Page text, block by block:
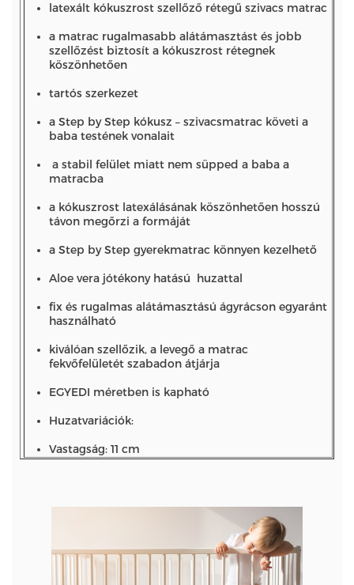
latexált kókuszrost szellőző rétegű szivacs matrac
a matrac rugalmasabb alátámasztást és jobb
szellőzést biztosít a kókuszrost rétegnek
köszönhetően
tartós szerkezet
a Step by Step kókusz – szivacsmatrac követi a
baba testének vonalait
a stabil felület miatt nem süpped a baba a
matracba
a kókuszrost latexálásának köszönhetően hosszú
távon megőrzi a formáját
a Step by Step gyerekmatrac könnyen kezelhető
Aloe vera jótékony hatású huzattal
fix és rugalmas alátámasztású ágyrácson egyaránt
használható
kiválóan szellőzik, a levegő a matrac
fekvőfelületét szabadon átjárja
EGYEDI méretben is kapható
Huzatvariációk:
Vastagság: 11 cm